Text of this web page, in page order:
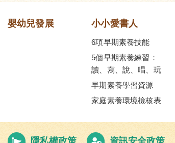
嬰幼兒發展 小小愛書人
6項早期素養技能
5個早期素養練習：
讀、寫、說、唱、玩
早期素養學習資源
家庭素養環境檢核表
隱私權政策 資訊安全政策